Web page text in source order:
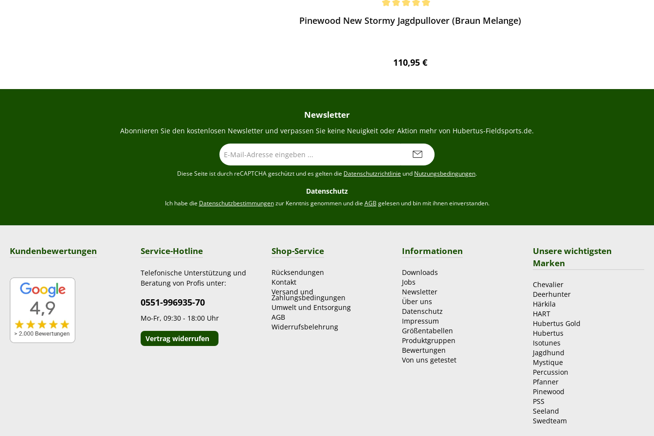
Pinewood New Stormy Jagdpullover (Braun Melange)
Regulärer Preis:
110,95 €
Newsletter
Abonnieren Sie den kostenlosen Newsletter und verpassen Sie keine Neuigkeit oder Aktion mehr von Hubertus-Fieldsports.de.
E-
Mail-
Adresse
Diese Seite ist durch reCAPTCHA geschützt und es gelten die Datenschutzrichtlinie und Nutzungsbedingungen.
Datenschutz
Ich habe die Datenschutzbestimmungenzur Kenntnis genommen und dieAGB gelesen und bin mit ihnen einverstanden.
Service-Hotline
Telefonische Unterstützung und
Beratung von Profis unter:
0551-996935-70
Mo-Fr, 09:30 - 18:00 Uhr
Vertrag widerrufen
Shop-Service
Rücksendungen
Kontakt
Versand und
Zahlungsbedingungen
Umwelt und Entsorgung
AGB
Widerrufsbelehrung
Informationen
Downloads
Jobs
Newsletter
Über uns
Datenschutz
Impressum
Größentabellen
Produktgruppen
Bewertungen
Von uns getestet
Unsere wichtigsten
Marken
Chevalier
Deerhunter
Härkila
HART
Hubertus Gold
Hubertus
Isotunes
Jagdhund
Mystique
Percussion
Pfanner
Pinewood
PSS
Seeland
Swedteam
Kundenbewertungen